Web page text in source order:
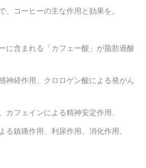
、コーヒーの主な作用と効果を。
に含まれる「カフェー酸」が脂肪過酸
神経作用、クロロゲン酸による発がん
カフェインによる精神安定作用、
る鎮痛作用、利尿作用、消化作用、